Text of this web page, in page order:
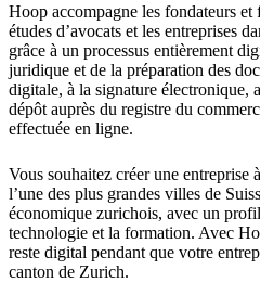
Hoop accompagne les fondateurs
études d’avocats et les entreprises
grâce à un processus entièrement
juridique et de la préparation des
digitale, à la signature électronique,
dépôt auprès du registre du
effectuée en ligne.
Vous souhaitez créer une
l’une des plus grandes villes de
économique zurichois, avec un
technologie et la formation. Avec
reste digital pendant que votre
canton de Zurich.